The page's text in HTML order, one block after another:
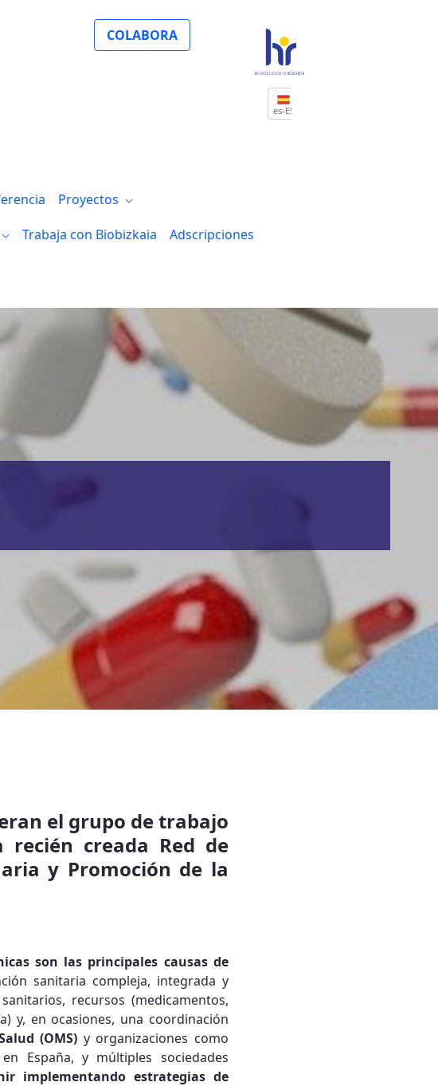
COLABORA
es-ES
Proyectos
Trabaja con Biobizkaia
Adscripciones
el grupo de trabajo
creada Red de
y Promoción de la
son las principales causas de
sanitaria compleja, integrada y
recursos (medicamentos,
y, en ocasiones, una coordinación
(OMS) y organizaciones como
España, y múltiples sociedades
implementando estrategias de